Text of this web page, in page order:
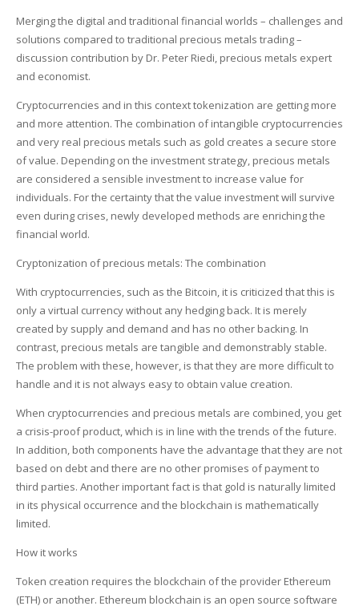
Merging the digital and traditional financial worlds – challenges and
solutions compared to traditional precious metals trading –
discussion contribution by Dr. Peter Riedi, precious metals expert
and economist.
Cryptocurrencies and in this context tokenization are getting more
and more attention. The combination of intangible cryptocurrencies
and very real precious metals such as gold creates a secure store
of value. Depending on the investment strategy, precious metals
are considered a sensible investment to increase value for
individuals. For the certainty that the value investment will survive
even during crises, newly developed methods are enriching the
financial world.
Cryptonization of precious metals: The combination
With cryptocurrencies, such as the Bitcoin, it is criticized that this is
only a virtual currency without any hedging back. It is merely
created by supply and demand and has no other backing. In
contrast, precious metals are tangible and demonstrably stable.
The problem with these, however, is that they are more difficult to
handle and it is not always easy to obtain value creation.
When cryptocurrencies and precious metals are combined, you get
a crisis-proof product, which is in line with the trends of the future.
In addition, both components have the advantage that they are not
based on debt and there are no other promises of payment to
third parties. Another important fact is that gold is naturally limited
in its physical occurrence and the blockchain is mathematically
limited.
How it works
Token creation requires the blockchain of the provider Ethereum
(ETH) or another. Ethereum blockchain is an open source software